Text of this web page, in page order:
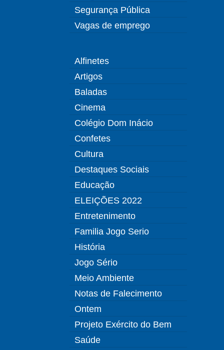
Segurança Pública
Vagas de emprego
Alfinetes
Artigos
Baladas
Cinema
Colégio Dom Inácio
Confetes
Cultura
Destaques Sociais
Educação
ELEIÇÕES 2022
Entretenimento
Familia Jogo Serio
História
Jogo Sério
Meio Ambiente
Notas de Falecimento
Ontem
Projeto Exército do Bem
Saúde